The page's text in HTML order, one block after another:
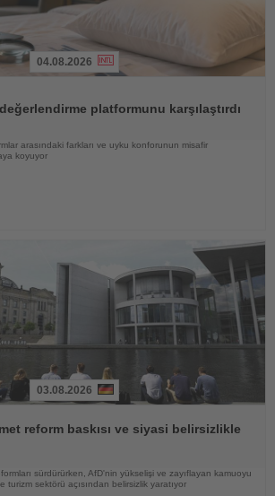
04.08.2026
platformunu karşılaştırdı
arasındaki farkları ve uyku konforunun misafir
koyuyor
03.08.2026
reform baskısı ve siyasi belirsizlikle
sürdürürken, AfD'nin yükselişi ve zayıflayan kamuoyu
turizm sektörü açısından belirsizlik yaratıyor